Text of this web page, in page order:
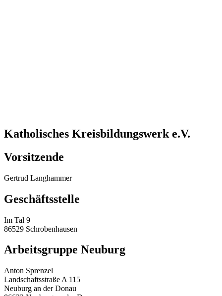
Katholisches Kreisbildungswerk e.V.
Vorsitzende
Gertrud Langhammer
Geschäftsstelle
Im Tal 9
86529 Schrobenhausen
Arbeitsgruppe Neuburg
Anton Sprenzel
Landschaftsstraße A 115
Neuburg an der Donau